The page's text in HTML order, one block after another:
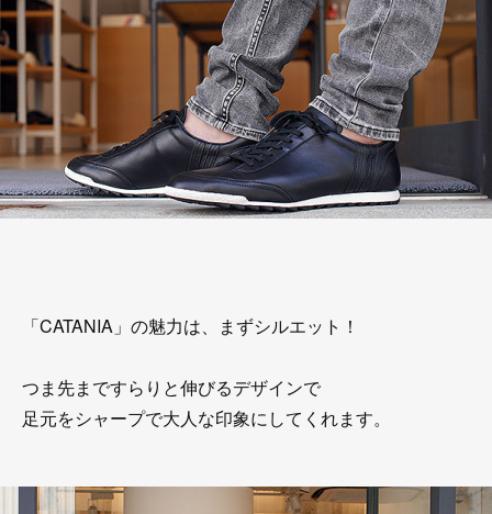
「CATANIA」の魅力は、まずシルエット！
つま先まですらりと伸びるデザインで
足元をシャープで大人な印象にしてくれます。